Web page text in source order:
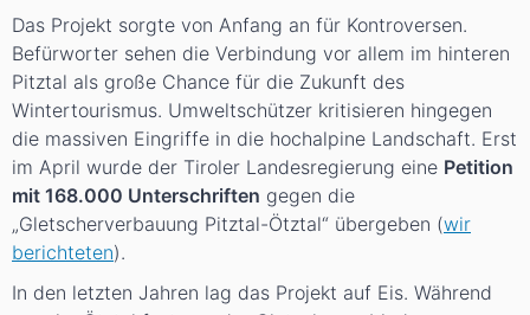
Das Projekt sorgte von Anfang an für Kontroversen.
Befürworter sehen die Verbindung vor allem im hinteren
Pitztal als große Chance für die Zukunft des
Wintertourismus. Umweltschützer kritisieren hingegen
die massiven Eingriffe in die hochalpine Landschaft. Erst
im April wurde der Tiroler Landesregierung eine Petition
mit 168.000 Unterschriften gegen die
„Gletscherverbauung Pitztal-Ötztal“ übergeben (wir
berichteten).
In den letzten Jahren lag das Projekt auf Eis. Während